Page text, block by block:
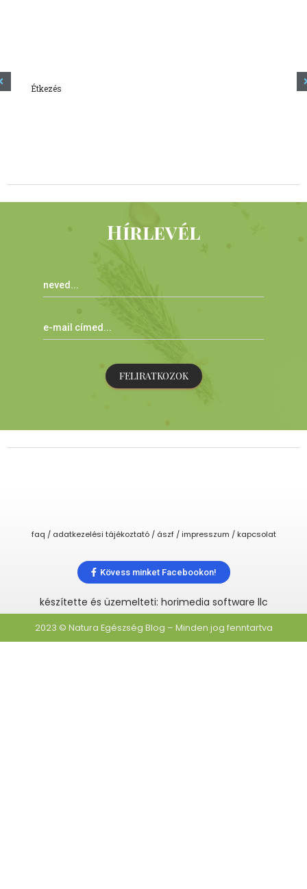
Étkezés
Hírlevél
FELIRATKOZOK
faq / adatkezelési tájékoztató / ászf / impresszum / kapcsolat
Kövess minket Facebookon!
készítette és üzemelteti: horimedia software llc
2023 © Natura Egészség Blog – Minden jog fenntartva